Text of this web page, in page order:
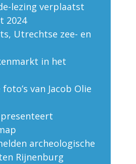
lezing verplaatst
2024
Utrechtse zee- en
in het
van Jacob Olie
archeologische
Rijnenburg